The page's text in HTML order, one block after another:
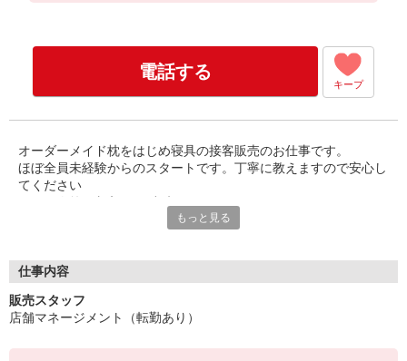
電話する
キープ
オーダーメイド枕をはじめ寝具の接客販売のお仕事です。
ほぼ全員未経験からのスタートです。丁寧に教えますので安心し
てください
もっと見る
仕事内容
販売スタッフ
店舗マネージメント（転勤あり）